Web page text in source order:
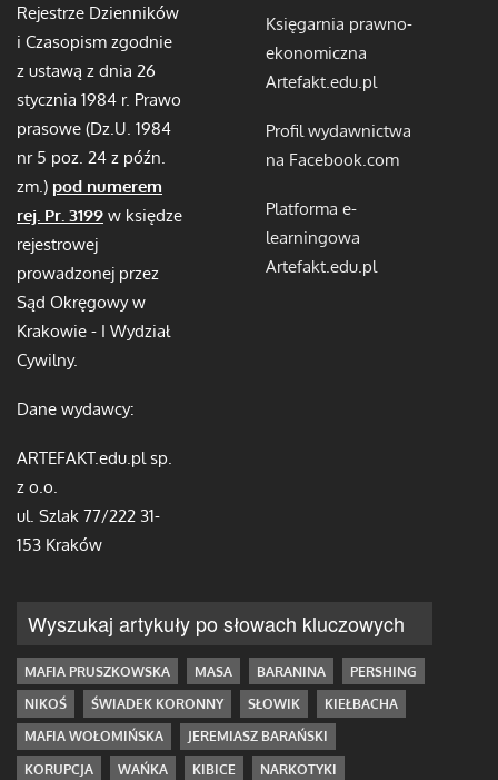
Rejestrze Dzienników
i Czasopism zgodnie
z ustawą z dnia 26
stycznia 1984 r. Prawo
prasowe (Dz.U. 1984
nr 5 poz. 24 z późn.
zm.) pod numerem
rej. Pr. 3199 w księdze
rejestrowej
prowadzonej przez
Sąd Okręgowy w
Krakowie - I Wydział
Cywilny.
Dane wydawcy:
ARTEFAKT.edu.pl sp.
z o.o.
ul. Szlak 77/222 31-
153 Kraków
Księgarnia prawno-
ekonomiczna
Artefakt.edu.pl
Profil wydawnictwa
na Facebook.com
Platforma e-
learningowa
Artefakt.edu.pl
Wyszukaj artykuły po słowach kluczowych
MAFIA PRUSZKOWSKA MASA BARANINA
PERSHING
NIKOŚ
ŚWIADEK KORONNY SŁOWIK
KIEŁBACHA
MAFIA WOŁOMIŃSKA
JEREMIASZ BARAŃSKI
KORUPCJA
WAŃKA KIBICE NARKOTYKI